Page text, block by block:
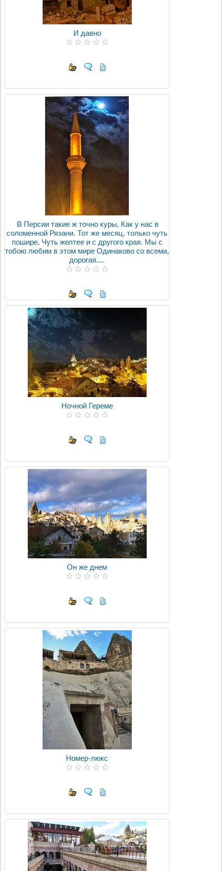
И давно
В Персии такие ж точно куры, Как у нас в
соломенной Рязани. Тот же месяц, только чуть
пошире, Чуть желтее и с другого края. Мы с
тобою любим в этом мире Одинаково со всеми,
дорогая....
Ночной Гереме
Он же днем
Номер-люкс